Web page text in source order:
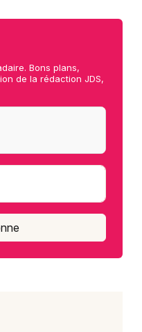
Bons plans,
de la rédaction JDS,